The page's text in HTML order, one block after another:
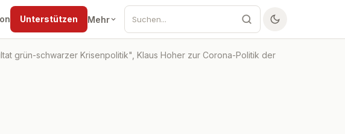
Unterstützen Mehr
grün-schwarzer Krisenpolitik", Klaus Hoher zur Corona-Politik der